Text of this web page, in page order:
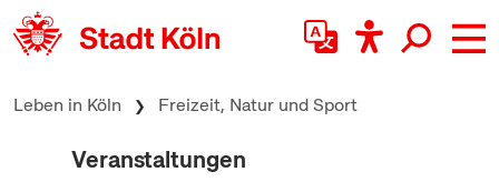
zum Inhalt springen
Leben in Köln Freizeit, Natur und Sport
Veranstaltungen